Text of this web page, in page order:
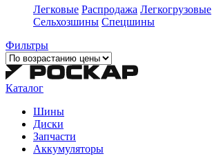
Легковые Распродажа Легкогрузовые
Сельхозшины Спецшины
Фильтры
Каталог
Шины
Диски
Запчасти
Аккумуляторы